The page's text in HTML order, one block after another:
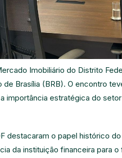
Imobiliário do Distrito
Brasília (BRB). O encontro
importância estratégica do
destacaram o papel histórico
da instituição financeira para